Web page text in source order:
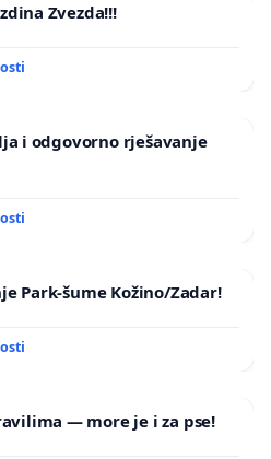
Zvezda!!!
i odgovorno rješavanje
Park-šume Kožino/Zadar!
— more je i za pse!